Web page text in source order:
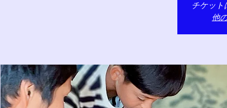
チケット
他